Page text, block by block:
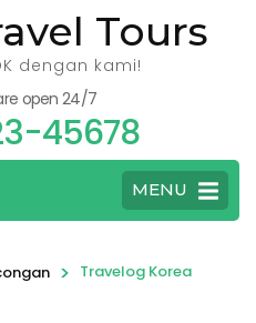
Tours
dengan kami!
open 24/7
45678
MENU
> Travelog Korea